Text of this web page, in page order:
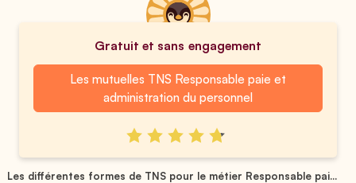
Gratuit et sans engagement
Les mutuelles TNS Responsable paie et
administration du personnel
Les différentes formes de TNS pour le métier Responsable pai...